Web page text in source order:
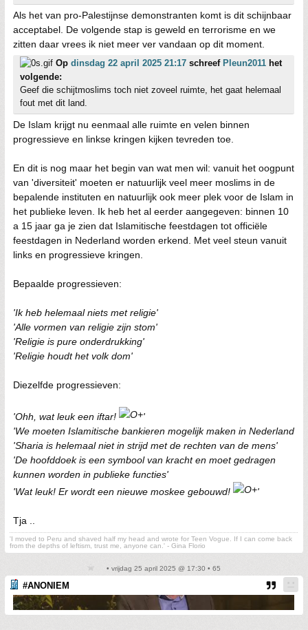
Als het van pro-Palestijnse demonstranten komt is dit schijnbaar
acceptabel. De volgende stap is geweld en terrorisme en we
zitten daar vrees ik niet meer ver vandaan op dit moment.
Op dinsdag 22 april 2025 21:17 schreef Pleun2011 het
volgende:
Geef die schijtmoslims toch niet zoveel ruimte, het gaat helemaal
fout met dit land.
De Islam krijgt nu eenmaal alle ruimte en velen binnen
progressieve en linkse kringen kijken tevreden toe.
En dit is nog maar het begin van wat men wil: vanuit het oogpunt
van 'diversiteit' moeten er natuurlijk veel meer moslims in de
bepalende instituten en natuurlijk ook meer plek voor de Islam in
het publieke leven. Ik heb het al eerder aangegeven: binnen 10
a 15 jaar ga je zien dat Islamitische feestdagen tot officiële
feestdagen in Nederland worden erkend. Met veel steun vanuit
links en progressieve kringen.
Bepaalde progressieven:
'Ik heb helemaal niets met religie'
'Alle vormen van religie zijn stom'
'Religie is pure onderdrukking'
'Religie houdt het volk dom'
Diezelfde progressieven:
'Ohh, wat leuk een iftar!
'
'We moeten Islamitische bankieren mogelijk maken in Nederland
'Sharia is helemaal niet in strijd met de rechten van de mens'
'De hoofddoek is een symbool van kracht en moet gedragen
kunnen worden in publieke functies'
'Wat leuk! Er wordt een nieuwe moskee gebouwd!
'
Tja ..
'I moved to Peru and shaved half my head and wrote for Teen Vogue. If I can come back
from the depths of leftism, trust me, anyone can.' - Gina Florio
• vrijdag 25 april 2025 @ 17:30 • 65
#ANONIEM